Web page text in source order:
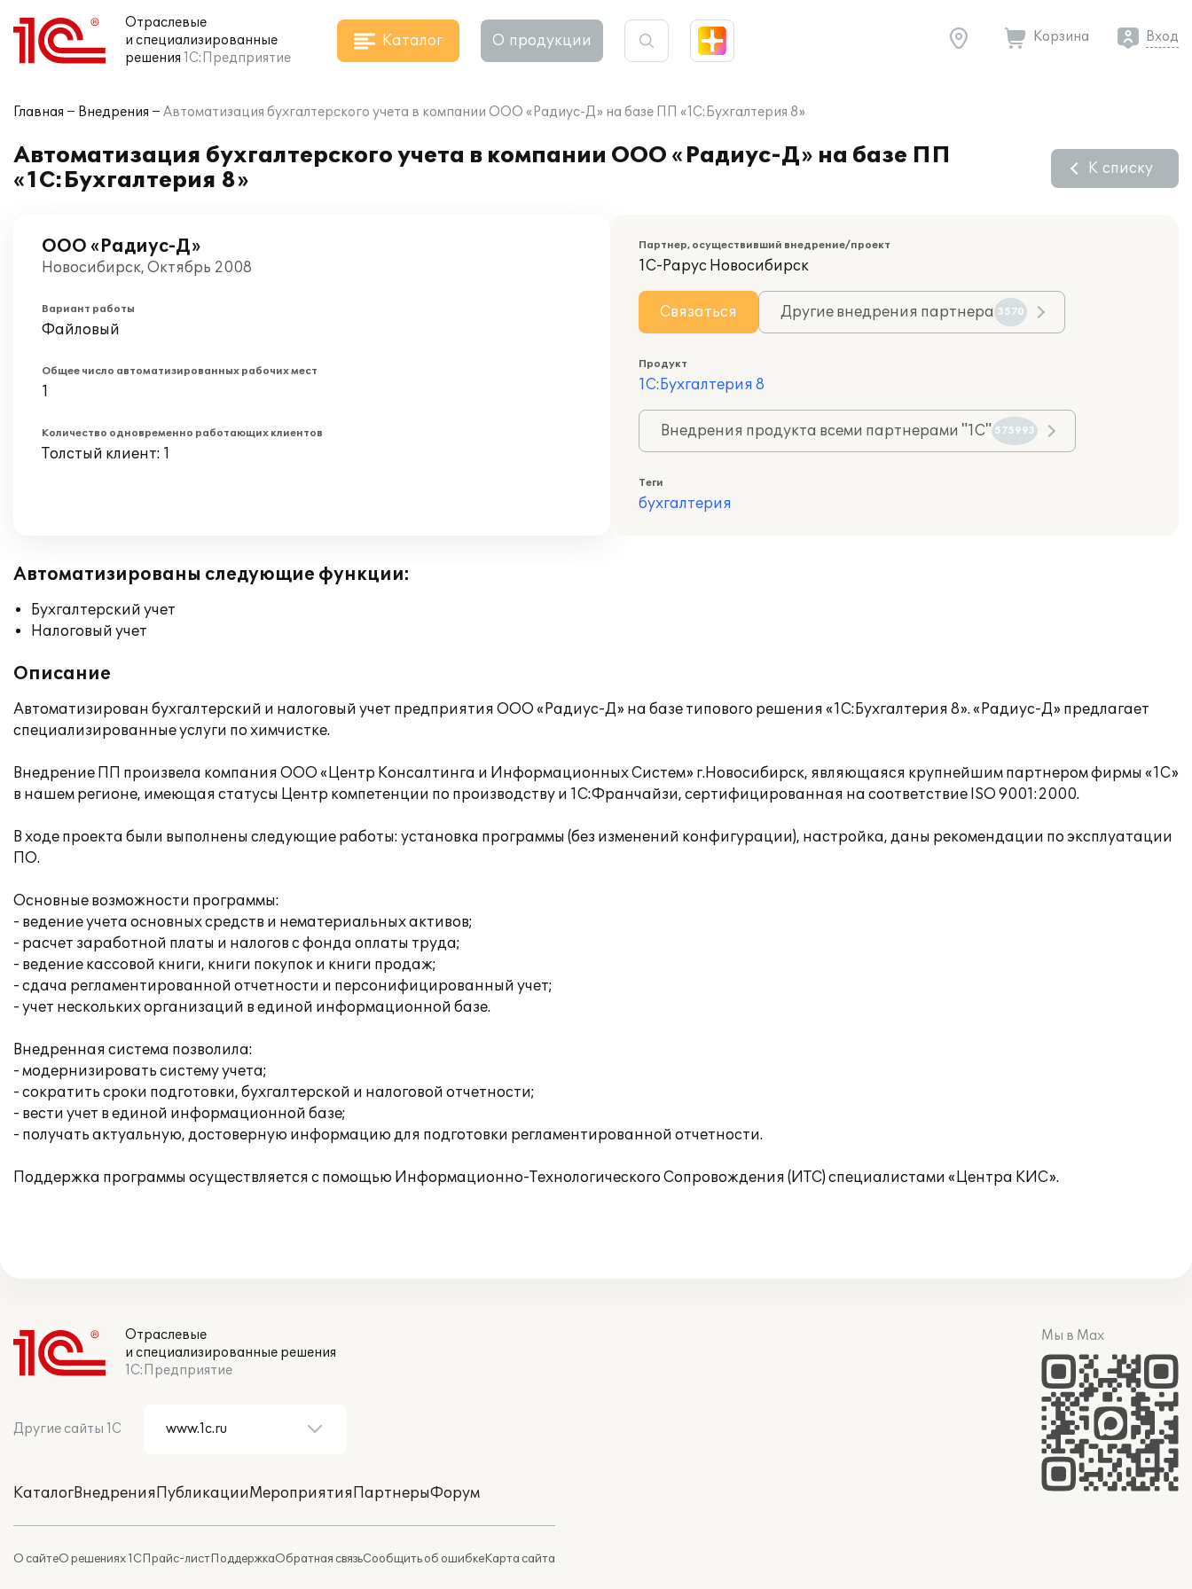
Отраслевые
и специализированные
решения 1С:Предприятие
Каталог О продукции Корзина Вход
Главная Внедрения Автоматизация бухгалтерского учета в компании ООО «Радиус-Д» на базе ПП «1С:Бухгалтерия 8»
Автоматизация бухгалтерского учета в компании ООО «Радиус-Д» на базе ПП
«1С:Бухгалтерия 8»
К списку
ООО «Радиус-Д»
Новосибирск, Октябрь 2008
Вариант работы
Файловый
Общее число автоматизированных рабочих мест
1
Количество одновременно работающих клиентов
Толстый клиент: 1
Партнер, осуществивший внедрение/проект
1С-Рарус Новосибирск
Связаться Другие внедрения партнера 3570
Продукт
1С:Бухгалтерия 8
Внедрения продукта всеми партнерами "1С" 575993
Теги
бухгалтерия
Автоматизированы следующие функции:
Бухгалтерский учет
Налоговый учет
Описание
Автоматизирован бухгалтерский и налоговый учет предприятия ООО «Радиус-Д» на базе типового решения «1С:Бухгалтерия 8». «Радиус-Д» предлагает
специализированные услуги по химчистке.
Внедрение ПП произвела компания ООО «Центр Консалтинга и Информационных Систем» г.Новосибирск, являющаяся крупнейшим партнером фирмы «1С»
в нашем регионе, имеющая статусы Центр компетенции по производству и 1С:Франчайзи, сертифицированная на соответствие ISO 9001:2000.
В ходе проекта были выполнены следующие работы: установка программы (без изменений конфигурации), настройка, даны рекомендации по эксплуатации
ПО.
Основные возможности программы:
- ведение учета основных средств и нематериальных активов;
- расчет заработной платы и налогов с фонда оплаты труда;
- ведение кассовой книги, книги покупок и книги продаж;
- сдача регламентированной отчетности и персонифицированный учет;
- учет нескольких организаций в единой информационной базе.
Внедренная система позволила:
- модернизировать систему учета;
- сократить сроки подготовки, бухгалтерской и налоговой отчетности;
- вести учет в единой информационной базе;
- получать актуальную, достоверную информацию для подготовки регламентированной отчетности.
Поддержка программы осуществляется с помощью Информационно-Технологического Сопровождения (ИТС) специалистами «Центра КИС».
Отраслевые
и специализированные решения
1С:Предприятие
Другие сайты 1С
КаталогВнедренияПубликацииМероприятияПартнерыФорум
О сайтеО решениях 1СПрайс-листПоддержкаОбратная связьСообщить об ошибкеКарта сайта
Мы в Max